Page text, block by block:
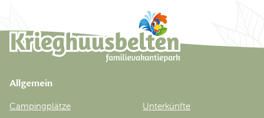
Allgemein
Campingplätze Unterkünfte